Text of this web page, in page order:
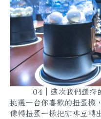
04｜這次我們選擇
挑選一台你喜歡的扭蛋機
像轉扭蛋一樣把咖啡豆轉